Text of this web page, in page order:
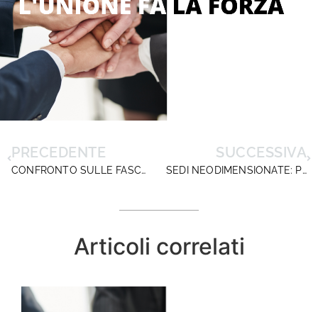
PRECEDENTE
CONFRONTO SULLE FASCE DI COMPLESSITÀ: ULTIMO ATTO?
SUCCESSIVA
SEDI NEODIMENSIONATE: PERCHÈ NON SI APPLICA LA NORMA?
Articoli correlati